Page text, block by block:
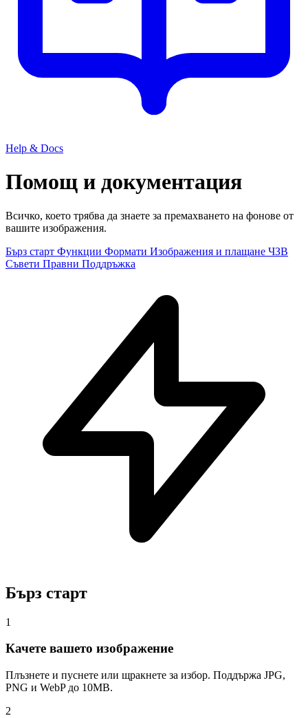
Help & Docs
Помощ и документация
Всичко, което трябва да знаете за премахването на фонове от
вашите изображения.
Бърз старт Функции Формати Изображения и плащане ЧЗВ
Съвети Правни Поддръжка
Бърз старт
1
Качете вашето изображение
Плъзнете и пуснете или щракнете за избор. Поддържа JPG,
PNG и WebP до 10MB.
2